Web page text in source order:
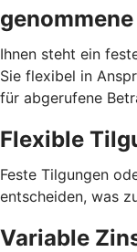
Ihnen steht ein
Sie flexibel in
für abgerufene
Flexible
Feste Tilgungen
entscheiden, was
Variable